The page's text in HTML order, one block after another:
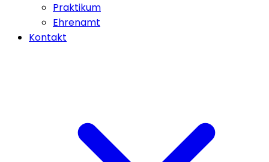
Praktikum
Ehrenamt
Kontakt